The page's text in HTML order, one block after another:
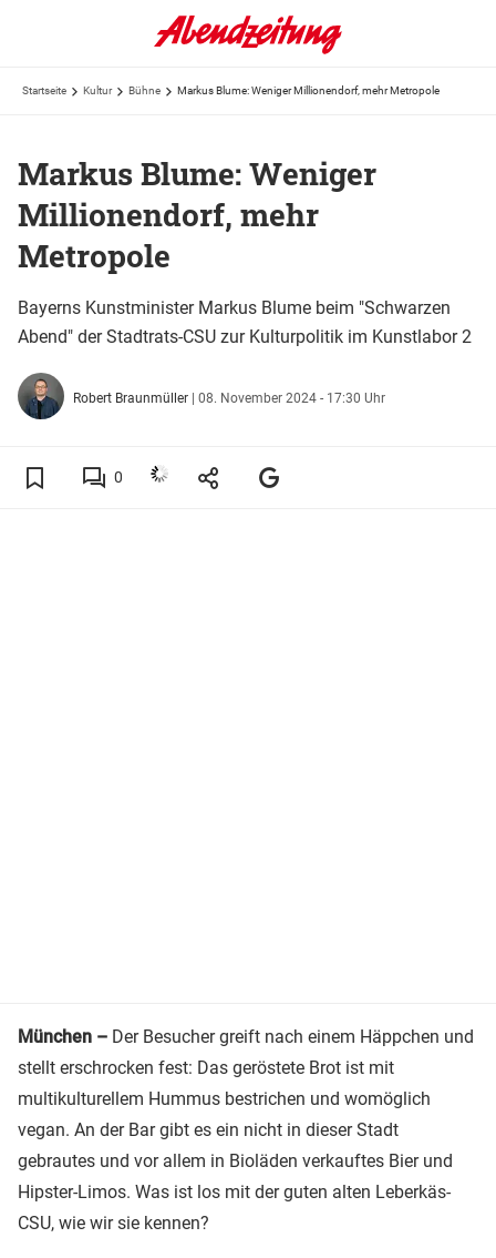
Startseite Kultur Bühne Markus Blume: Weniger Millionendorf, mehr Metropole
Markus Blume: Weniger
Millionendorf, mehr
Metropole
Bayerns Kunstminister Markus Blume beim "Schwarzen
Abend" der Stadtrats-CSU zur Kulturpolitik im Kunstlabor 2
Robert Braunmüller | 08. November 2024 - 17:30 Uhr
0
München – Der Besucher greift nach einem Häppchen und
stellt erschrocken fest: Das geröstete Brot ist mit
multikulturellem Hummus bestrichen und womöglich
vegan. An der Bar gibt es ein nicht in dieser Stadt
gebrautes und vor allem in Bioläden verkauftes Bier und
Hipster-Limos. Was ist los mit der guten alten Leberkäs-
CSU, wie wir sie kennen?